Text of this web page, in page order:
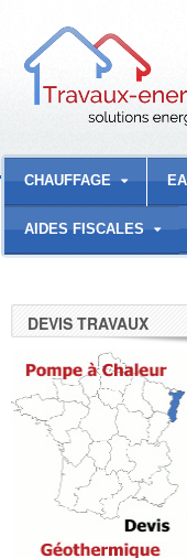
CHAUFFAGE
AIDES FISCALES
DEVIS TRAVAUX